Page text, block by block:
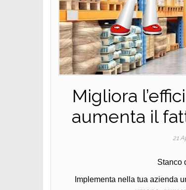
Migliora
aumenta il
21
Stanco
Implementa nella tua azienda